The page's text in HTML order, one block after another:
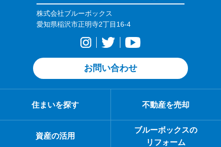
株式会社ブルーボックス
愛知県稲沢市正明寺2丁目16-4
お問い合わせ
住まいを探す 不動産を売却
資産の活用
ブルーボックスの
リフォーム